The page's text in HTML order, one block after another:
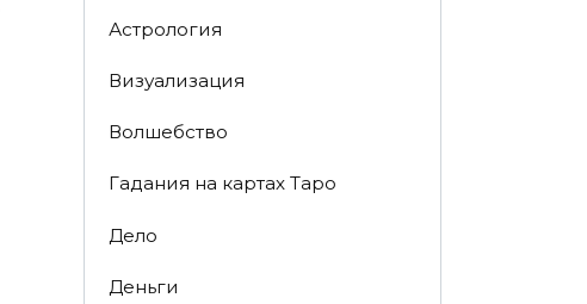
Астрология
Визуализация
Волшебство
Гадания на картах Таро
Дело
Деньги